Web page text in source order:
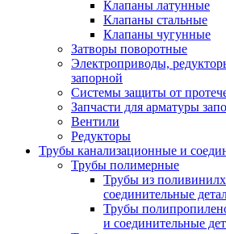
Клапаны латунные
Клапаны стальные
Клапаны чугунные
Затворы поворотные
Электроприводы,
запорной
Системы защиты от
Запчасти для арматуры
Вентили
Редукторы
Трубы канализационные и
Трубы полимерные
Трубы из
соединительные
Трубы
и соединительные